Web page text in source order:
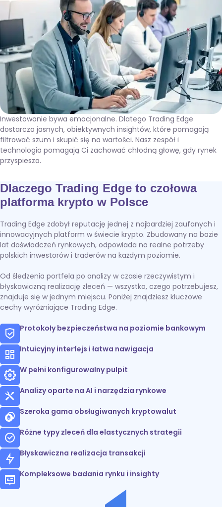
Inwestowanie bywa emocjonalne. Dlatego Trading Edge
dostarcza jasnych, obiektywnych insightów, które pomagają
filtrować szum i skupić się na wartości. Nasz zespół i
technologia pomagają Ci zachować chłodną głowę, gdy rynek
przyspiesza.
Dlaczego Trading Edge to czołowa
platforma krypto w Polsce
Trading Edge zdobył reputację jednej z najbardziej zaufanych i
innowacyjnych platform w świecie krypto. Zbudowany na bazie
lat doświadczeń rynkowych, odpowiada na realne potrzeby
polskich inwestorów i traderów na każdym poziomie.
Od śledzenia portfela po analizy w czasie rzeczywistym i
błyskawiczną realizację zleceń — wszystko, czego potrzebujesz,
znajduje się w jednym miejscu. Poniżej znajdziesz kluczowe
cechy wyróżniające Trading Edge.
Protokoły bezpieczeństwa na poziomie bankowym
Intuicyjny interfejs i łatwa nawigacja
W pełni konfigurowalny pulpit
Analizy oparte na AI i narzędzia rynkowe
Szeroka gama obsługiwanych kryptowalut
Różne typy zleceń dla elastycznych strategii
Błyskawiczna realizacja transakcji
Kompleksowe badania rynku i insighty